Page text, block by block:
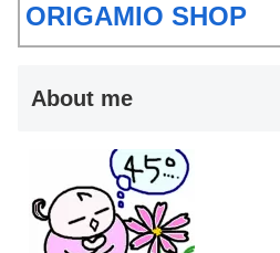
ORIGAMIO SHOP
About me